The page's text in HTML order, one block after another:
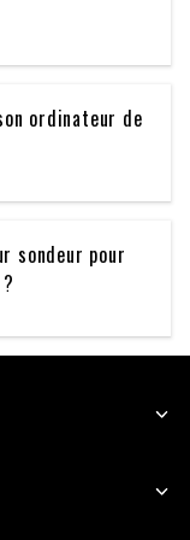
ordinateur de
sondeur pour